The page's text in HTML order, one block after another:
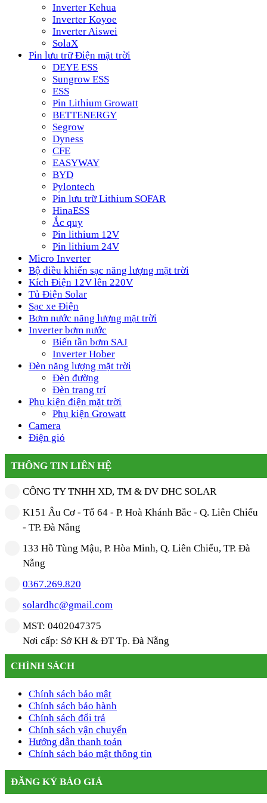
Inverter Kehua
Inverter Koyoe
Inverter Aiswei
SolaX
Pin lưu trữ Điện mặt trời
DEYE ESS
Sungrow ESS
ESS
Pin Lithium Growatt
BETTENERGY
Segrow
Dyness
CFE
EASYWAY
BYD
Pylontech
Pin lưu trữ Lithium SOFAR
HinaESS
Ắc quy
Pin lithium 12V
Pin lithium 24V
Micro Inverter
Bộ điều khiển sạc năng lượng mặt trời
Kích Điện 12V lên 220V
Tủ Điện Solar
Sạc xe Điện
Bơm nước năng lượng mặt trời
Inverter bơm nước
Biến tần bơm SAJ
Inverter Hober
Đèn năng lượng mặt trời
Đèn đường
Đèn trang trí
Phụ kiện điện mặt trời
Phụ kiện Growatt
Camera
Điện gió
THÔNG TIN LIÊN HỆ
CÔNG TY TNHH XD, TM & DV DHC SOLAR
K151 Âu Cơ - Tổ 64 - P. Hoà Khánh Bắc - Q. Liên Chiểu
- TP. Đà Nẵng
133 Hồ Tùng Mậu, P. Hòa Minh, Q. Liên Chiểu, TP. Đà
Nẵng
0367.269.820
solardhc@gmail.com
MST: 0402047375
Nơi cấp: Sở KH & ĐT Tp. Đà Nẵng
CHÍNH SÁCH
Chính sách bảo mật
Chính sách bảo hành
Chính sách đổi trả
Chính sách vận chuyển
Hướng dẫn thanh toán
Chính sách bảo mật thông tin
ĐĂNG KÝ BÁO GIÁ